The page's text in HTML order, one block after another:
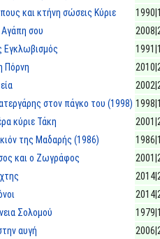
και κτήνη σώσεις Κύριε
Αγάπη σου
Εγκλωβισμός
Πόρνη
στον πάγκο του (1998)
κύριε Τάκη
της Μαδαρής (1986)
και ο Ζωγράφος
Σολομού
αυγή